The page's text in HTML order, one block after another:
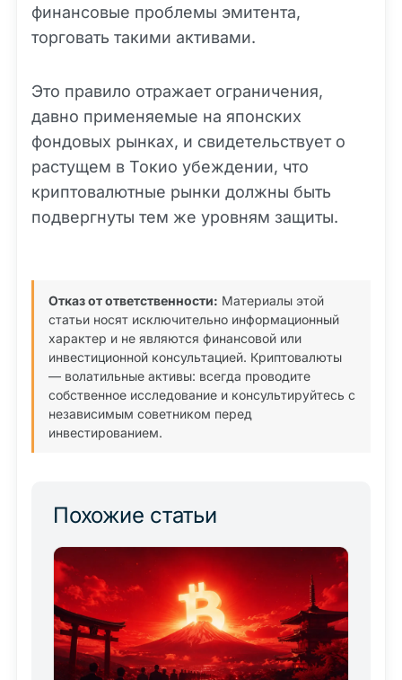
финансовые проблемы эмитента,
торговать такими активами.
Это правило отражает ограничения,
давно применяемые на японских
фондовых рынках, и свидетельствует о
растущем в Токио убеждении, что
криптовалютные рынки должны быть
подвергнуты тем же уровням защиты.
Отказ от ответственности: Материалы этой
статьи носят исключительно информационный
характер и не являются финансовой или
инвестиционной консультацией. Криптовалюты
— волатильные активы: всегда проводите
собственное исследование и консультируйтесь с
независимым советником перед
инвестированием.
Похожие статьи